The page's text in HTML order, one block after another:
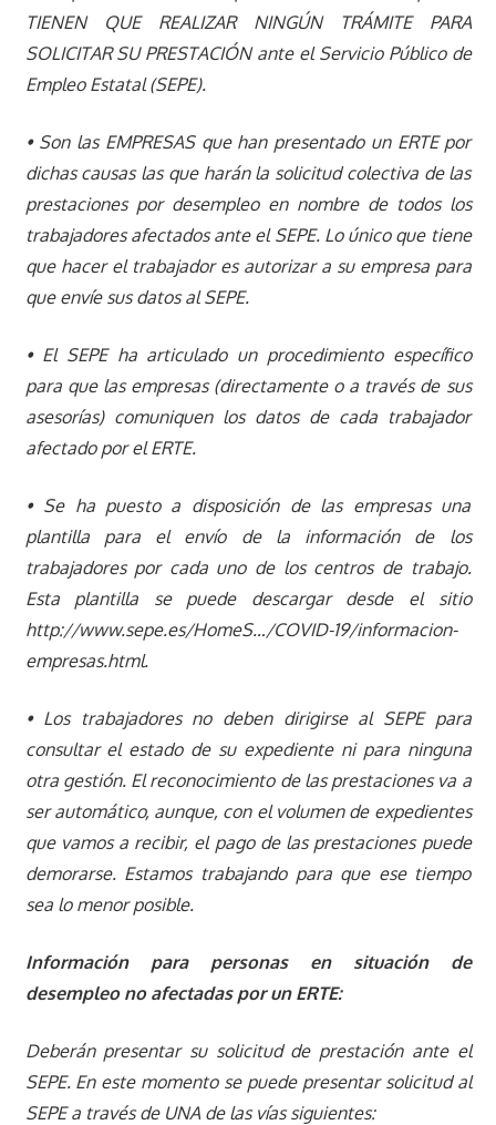
TIENEN QUE REALIZAR NINGÚN TRÁMITE PARA
SOLICITAR SU PRESTACIÓN ante el Servicio Público de
Empleo Estatal (SEPE).
• Son las EMPRESAS que han presentado un ERTE por
dichas causas las que harán la solicitud colectiva de las
prestaciones por desempleo en nombre de todos los
trabajadores afectados ante el SEPE. Lo único que tiene
que hacer el trabajador es autorizar a su empresa para
que envíe sus datos al SEPE.
• El SEPE ha articulado un procedimiento específico
para que las empresas (directamente o a través de sus
asesorías) comuniquen los datos de cada trabajador
afectado por el ERTE.
• Se ha puesto a disposición de las empresas una
plantilla para el envío de la información de los
trabajadores por cada uno de los centros de trabajo.
Esta plantilla se puede descargar desde el sitio
http://www.sepe.es/HomeS…/COVID-19/informacion-
empresas.html.
• Los trabajadores no deben dirigirse al SEPE para
consultar el estado de su expediente ni para ninguna
otra gestión. El reconocimiento de las prestaciones va a
ser automático, aunque, con el volumen de expedientes
que vamos a recibir, el pago de las prestaciones puede
demorarse. Estamos trabajando para que ese tiempo
sea lo menor posible.
Información para personas en situación de
desempleo no afectadas por un ERTE:
Deberán presentar su solicitud de prestación ante el
SEPE. En este momento se puede presentar solicitud al
SEPE a través de UNA de las vías siguientes: